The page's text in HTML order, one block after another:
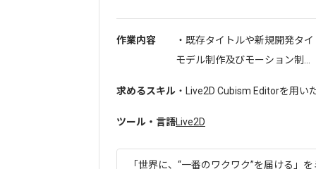
作業内容
・既存タイトルや新規開発タ
モデル制作及びモーション制...
求めるスキル ・Live2D Cubism Editorを用い
ツール・言語 Live2D
「世界に、“一番のワクワク”を届ける」